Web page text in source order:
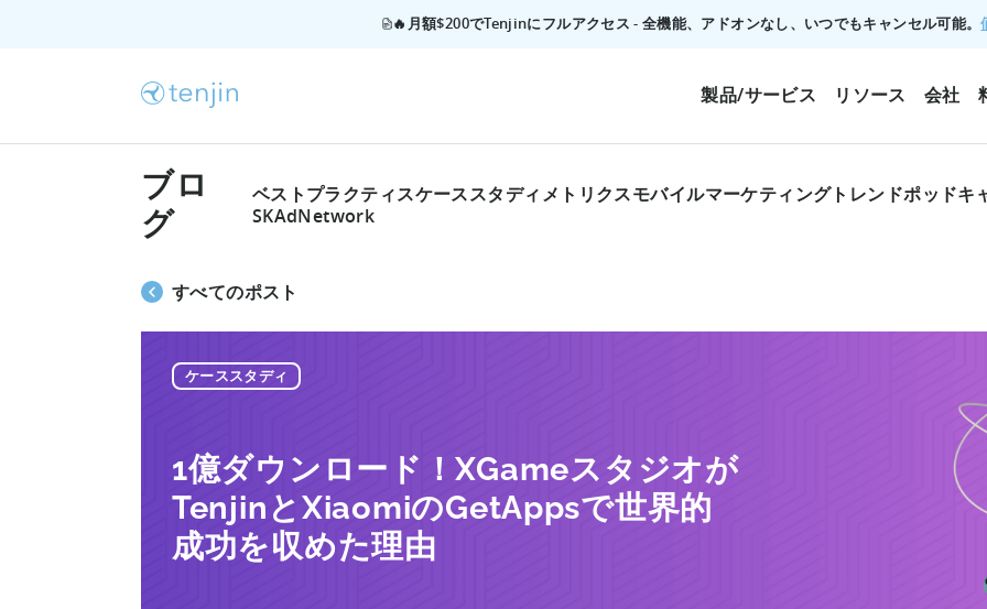
🔥月額$200でTenjinにフルアクセス - 全機能、アドオンなし、いつでもキャンセル可能。
製品/サービス リソース 会社
ブロ
グ
ベストプラクティスケーススタディメトリクスモバイルマーケティングトレンドポッドキ
SKAdNetwork
すべてのポスト
ケーススタディ
1億ダウンロード！XGameスタジオが
TenjinとXiaomiのGetAppsで世界的
成功を収めた理由